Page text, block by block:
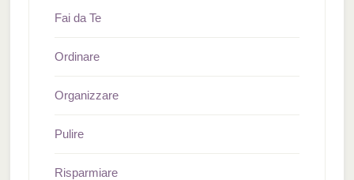
Fai da Te
Ordinare
Organizzare
Pulire
Risparmiare